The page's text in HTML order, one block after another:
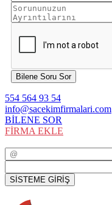
Bilene Soru Sor
554 564 93 54
info@sacekimfirmalari.com
BİLENE SOR
FİRMA EKLE
SİSTEME GİRİŞ